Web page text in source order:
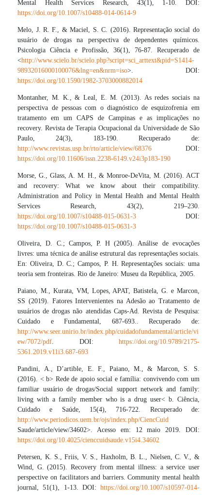
Mental Health Services Research, 43(1), 1-10. DOI:
https://doi.org/10.1007/s10488-014-0614-9
Melo, J. R. F., & Maciel, S. C. (2016). Representação social do
usuário de drogas na perspectiva de dependentes químicos.
Psicologia Ciência e Profissão, 36(1), 76-87. Recuperado de
<http://www.scielo.br/scielo.php?script=sci_arttext&pid=S1414-
98932016000100076&lng=en&nrm=iso>. DOI:
https://doi.org/10.1590/1982-3703000882014
Montanher, M. K., & Leal, E. M. (2013). As redes sociais na
perspectiva de pessoas com o diagnóstico de esquizofrenia em
tratamento em um CAPS de Campinas e as implicações no
recovery. Revista de Terapia Ocupacional da Universidade de São
Paulo, 24(3), 183-190. Recuperado de:
http://www.revistas.usp.br/rto/article/view/68376 DOI:
https://doi.org/10.11606/issn.2238-6149.v24i3p183-190
Morse, G., Glass, A. M. H., & Monroe-DeVita, M. (2016). ACT
and recovery: What we know about their compatibility.
Administration and Policy in Mental Health and Mental Health
Services Research, 43(2), 219–230.
https://doi.org/10.1007/s10488-015-0631-3 DOI:
https://doi.org/10.1007/s10488-015-0631-3
Oliveira, D. C.; Campos, P. H (2005). Análise de evocações
livres: uma técnica de análise estrutural das representações sociais.
En: Oliveira, D. C.; Campos, P. H. Representações sociais: uma
teoria sem fronteiras. Rio de Janeiro: Museu da República, 2005.
Paiano, M., Kurata, VM, Lopes, APAT, Batistela, G. e Marcon,
SS (2019). Fatores Intervenientes na Adesão ao Tratamento de
usuários de drogas não atendidas Caps-Ad. Revista de Pesquisa:
Cuidado e Fundamental, 687-693.. Recuperado de:
http://www.seer.unirio.br/index.php/cuidadofundamental/article/vi
ew/7072/pdf . DOI: https://doi.org/10.9789/2175-
5361.2019.v11i3.687-693
Pandini, A., D’artible, E. F., Paiano, M., & Marcon, S. S.
(2016). < b> Rede de apoio social e família: convivendo com um
familiar usuário de drogas/Social support network and family:
living with a family member who is a drug user< b. Ciência,
Cuidado e Saúde, 15(4), 716-722. Recuperado de:
http://www.periodicos.uem.br/ojs/index.php/CiencCuid
Saude/article/view/34602>. Acesso em: 12 maio 2019. DOI:
https://doi.org/10.4025/cienccuidsaude.v15i4.34602
Petersen, K. S., Friis, V. S., Haxholm, B. L., Nielsen, C. V., &
Wind, G. (2015). Recovery from mental illness: a service user
perspective on facilitators and barriers. Community mental health
journal, 51(1), 1-13. DOI: https://doi.org/10.1007/s10597-014-